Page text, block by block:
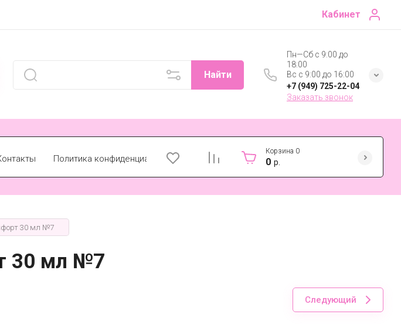
Кабинет
Найти
Пн—Сб с 9:00 до
18:00
Вс с 9:00 до 16:00
+7 (949) 725-22-04
Заказать звонок
Политика конфиденциальности
Корзина 0
0 р.
30 мл №7
30 мл №7
Следующий